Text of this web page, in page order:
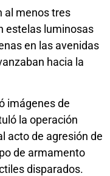
al menos tres
estelas luminosas
en las avenidas
hacia la
imágenes de
la operación
acto de agresión de
de armamento
disparados.